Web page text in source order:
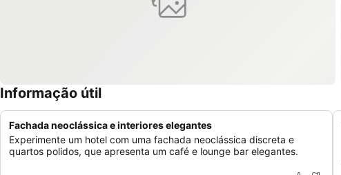
Informação útil
Fachada neoclássica e interiores elegantes
Experimente um hotel com uma fachada neoclássica discreta e
quartos polidos, que apresenta um café e lounge bar elegantes.